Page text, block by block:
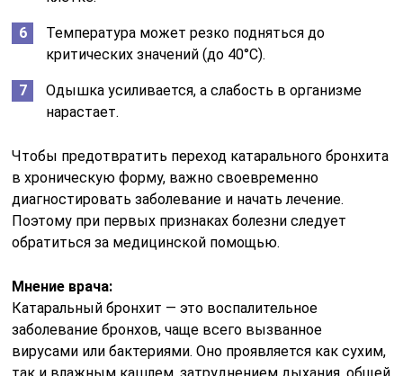
Температура может резко подняться до
критических значений (до 40°С).
Одышка усиливается, а слабость в организме
нарастает.
Чтобы предотвратить переход катарального бронхита
в хроническую форму, важно своевременно
диагностировать заболевание и начать лечение.
Поэтому при первых признаках болезни следует
обратиться за медицинской помощью.
Мнение врача:
Катаральный бронхит — это воспалительное
заболевание бронхов, чаще всего вызванное
вирусами или бактериями. Оно проявляется как сухим,